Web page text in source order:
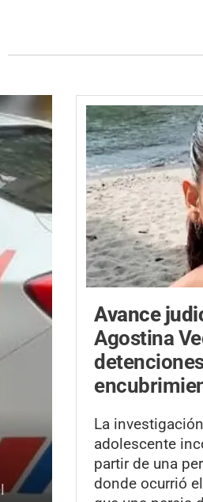
Avance
Agostina
La
adolescente
partir de una
donde ocurrió